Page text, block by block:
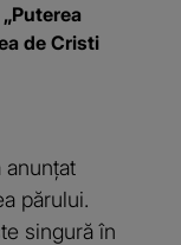
de Cristi
anunțat
părului.
singură în